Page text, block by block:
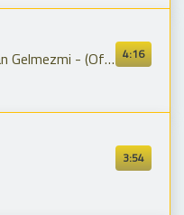
4:16
- (Official Audıo)
3:54